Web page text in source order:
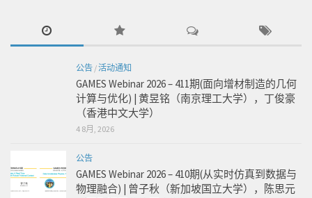
公告 /活动通知
GAMES Webinar 2026 – 411期(面向增材制造的几何
计算与优化) | 黄昱铭（南京理工大学），丁俊豪
（香港中文大学）
4 8月, 2026
公告
GAMES Webinar 2026 – 410期(从实时仿真到数据与
物理融合) | 曾子秋（新加坡国立大学），陈思元